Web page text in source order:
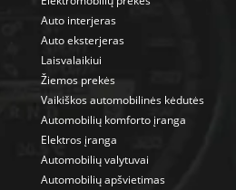
Auto interjeras
Auto eksterjeras
Laisvalaikiui
Žiemos prekės
Vaikiškos automobilinės kėdutės
Automobilių komforto įranga
Elektros įranga
Automobilių valytuvai
Automobilių apšvietimas